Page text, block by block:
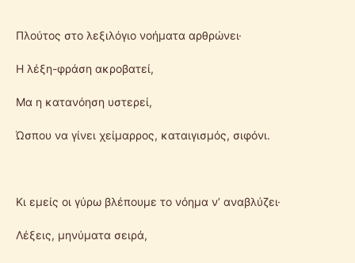
Πλούτος στο λεξιλόγιο νοήματα αρθρώνει·
Η λέξη-φράση ακροβατεί,
Μα η κατανόηση υστερεί,
Ώσπου να γίνει χείμαρρος, καταιγισμός, σιφόνι.
Κι εμείς οι γύρω βλέπουμε το νόημα ν’ αναβλύζει·
Λέξεις, μηνύματα σειρά,